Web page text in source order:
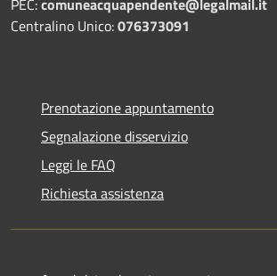
PEC:comuneacquapendente@legalmail.it
Centralino Unico:076373091
Prenotazione appuntamento
Segnalazione disservizio
Leggi le FAQ
Richiesta assistenza